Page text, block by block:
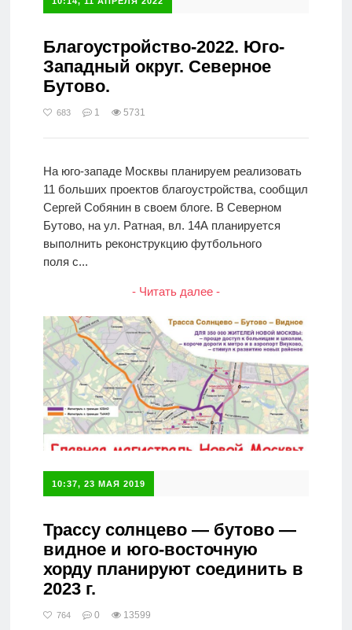
Благоустройство-2022. Юго-
Западный округ. Северное
Бутово.
683 1 5731
На юго-западе Москвы планируем реализовать
11 больших проектов благоустройства, сообщил
Сергей Собянин в своем блоге. В Северном
Бутово, на ул. Ратная, вл. 14А планируется
выполнить реконструкцию футбольного
поля с...
- Читать далее -
10:37, 23 МАЯ 2019
Трассу солнцево — бутово —
видное и юго-восточную
хорду планируют соединить в
2023 г.
764 0 13599